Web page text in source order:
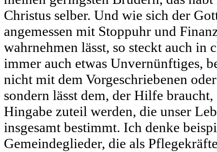
Christus selber. Und wie sich der
angemessen mit Stoppuhr und
wahrnehmen lässt, so steckt auch in
immer auch etwas Unvernünftiges,
nicht mit dem Vorgeschriebenen
sondern lässt dem, der Hilfe
Hingabe zuteil werden, die unser
insgesamt bestimmt. Ich denke
Gemeindeglieder, die als